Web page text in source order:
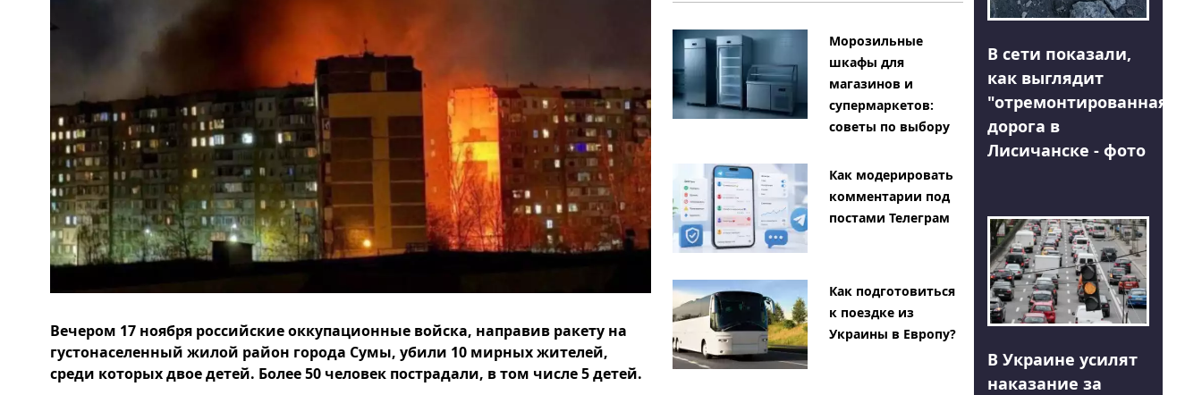
Вечером 17 ноября российские оккупационные войска, направив ракету на
густонаселенный жилой район города Сумы, убили 10 мирных жителей,
среди которых двое детей. Более 50 человек пострадали, в том числе 5 детей.
Морозильные
шкафы для
магазинов и
супермаркетов:
советы по выбору
Как модерировать
комментарии под
постами Телеграм
Как подготовиться
к поездке из
Украины в Европу?
В сети показали,
как выглядит
"отремонтированная"
дорога в
Лисичанске - фото
В Украине усилят
наказание за